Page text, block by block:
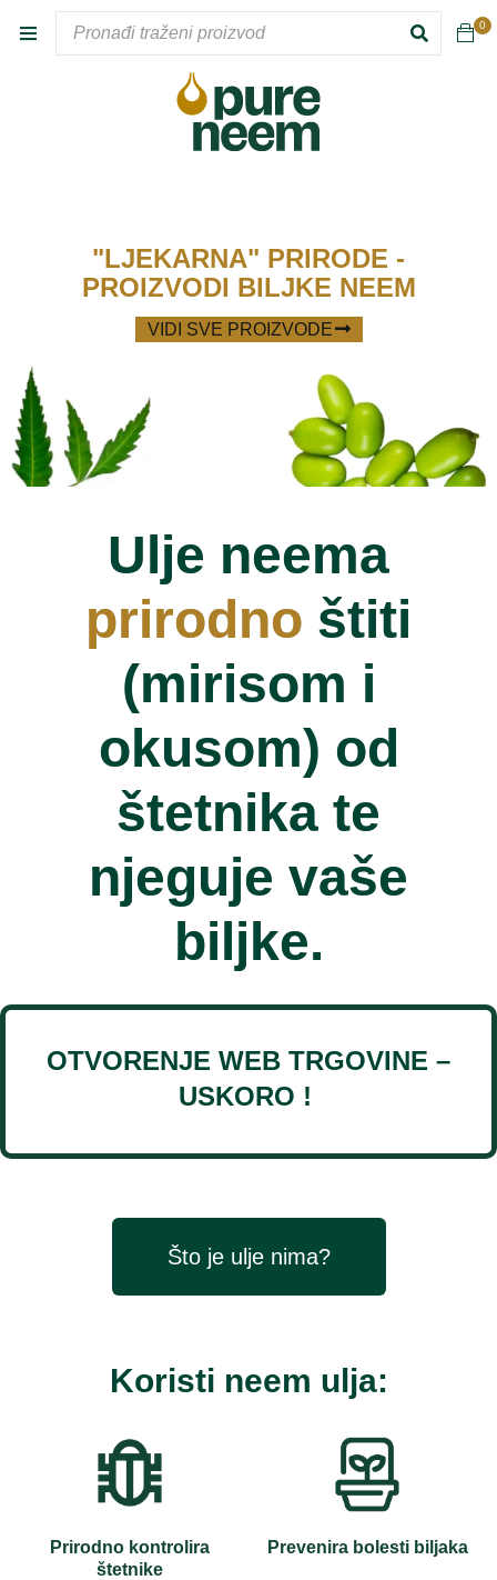
0
"LJEKARNA" PRIRODE -
PROIZVODI BILJKE NEEM
VIDI SVE PROIZVODE
Ulje neema
prirodno štiti
(mirisom i
okusom) od
štetnika te
njeguje vaše
biljke.
OTVORENJE WEB TRGOVINE –
USKORO !
Što je ulje nima?
Koristi neem ulja:
Prirodno kontrolira
štetnike
Prevenira bolesti biljaka